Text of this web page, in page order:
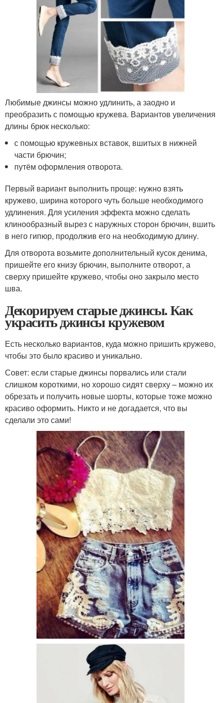
Любимые джинсы можно удлинить, а заодно и
преобразить с помощью кружева. Вариантов увеличения
длины брюк несколько:
с помощью кружевных вставок, вшитых в нижней
части брючин;
путём оформления отворота.
Первый вариант выполнить проще: нужно взять
кружево, ширина которого чуть больше необходимого
удлинения. Для усиления эффекта можно сделать
клинообразный вырез с наружных сторон брючин, вшить
в него гипюр, продолжив его на необходимую длину.
Для отворота возьмите дополнительный кусок денима,
пришейте его книзу брючин, выполните отворот, а
сверху пришейте кружево, чтобы оно закрыло место
шва.
Декорируем старые джинсы. Как
украсить джинсы кружевом
Есть несколько вариантов, куда можно пришить кружево,
чтобы это было красиво и уникально.
Совет: если старые джинсы порвались или стали
слишком короткими, но хорошо сидят сверху – можно их
обрезать и получить новые шорты, которые тоже можно
красиво оформить. Никто и не догадается, что вы
сделали это сами!